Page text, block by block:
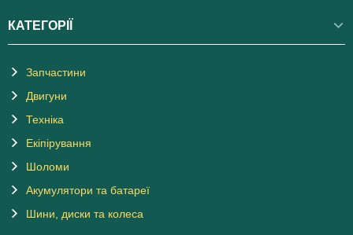
КАТЕГОРІЇ
Запчастини
Двигуни
Техніка
Екіпірування
Шоломи
Акумулятори та батареї
Шини, диски та колеса